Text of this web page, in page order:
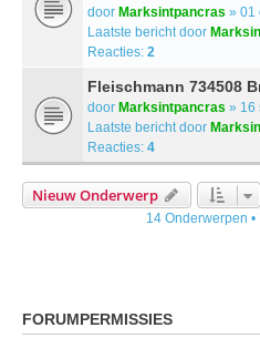
door Marksintpancras » 01
Laatste bericht door
Reacties: 2
Fleischmann 734508
door Marksintpancras » 16
Laatste bericht door
Reacties: 4
Nieuw Onderwerp
14 Onderwerpen
FORUMPERMISSIES